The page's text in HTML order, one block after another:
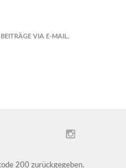
VIA E-MAIL.
200 zurückgegeben.